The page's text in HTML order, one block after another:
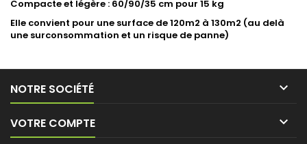
Compacte et légère : 60/90/35 cm pour 15 kg
Elle convient pour une surface de 120m2 à 130m2 (au delà
une surconsommation et un risque de panne)
NOTRE SOCIÉTÉ 
VOTRE COMPTE 